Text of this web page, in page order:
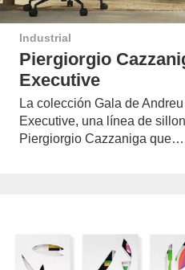
Industrial
Piergiorgio
Executive
La colección Gala de
Executive, una línea de
Piergiorgio Cazzaniga que…